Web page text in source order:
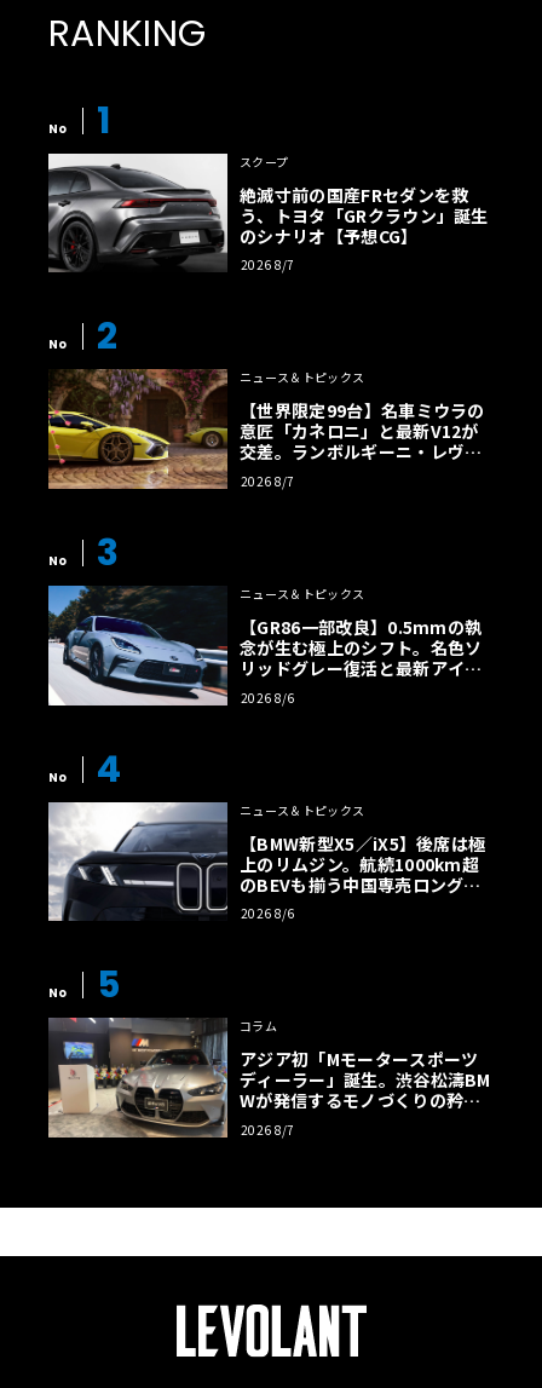
RANKING
No 1
スクープ
絶滅寸前の国産FRセダンを救
う、トヨタ「GRクラウン」誕生
のシナリオ【予想CG】
2026 8/7
No 2
ニュース＆トピックス
【世界限定99台】名車ミウラの
意匠「カネロニ」と最新V12が
交差。ランボルギーニ・レヴエ
ルトに60周年記念車が登場
2026 8/7
No 3
ニュース＆トピックス
【GR86一部改良】0.5mmの執
念が生む極上のシフト。名色ソ
リッドグレー復活と最新アイサ
イトでFRの極みへ
2026 8/6
No 4
ニュース＆トピックス
【BMW新型X5／iX5】後席は極
上のリムジン。航続1000km超
のBEVも揃う中国専売ロング仕
様の全貌
2026 8/6
No 5
コラム
アジア初「Mモータースポーツ
ディーラー」誕生。渋谷松濤BM
Wが発信するモノづくりの矜持
【木下隆之コラム】
2026 8/7